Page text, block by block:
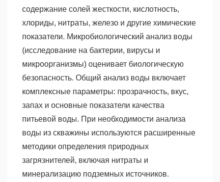
содержание солей жесткости, кислотность,
хлориды, нитраты, железо и другие химические
показатели. Микробиологический анализ воды
(исследование на бактерии, вирусы и
микроорганизмы) оценивает биологическую
безопасность. Общий анализ воды включает
комплексные параметры: прозрачность, вкус,
запах и основные показатели качества
питьевой воды. При необходимости анализа
воды из скважины используются расширенные
методики определения природных
загрязнителей, включая нитраты и
минерализацию подземных источников.